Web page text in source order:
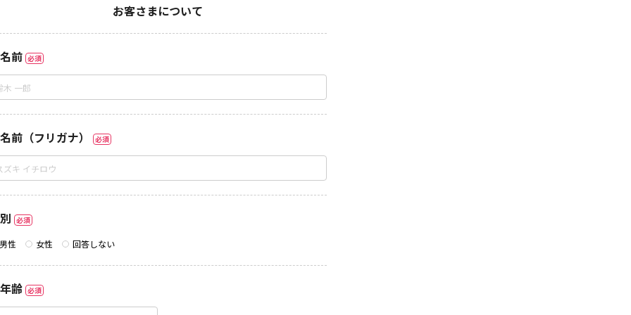
お客さまについて
前 必須
前（フリガナ） 必須
必須
男性 女性 回答しない
齢 必須